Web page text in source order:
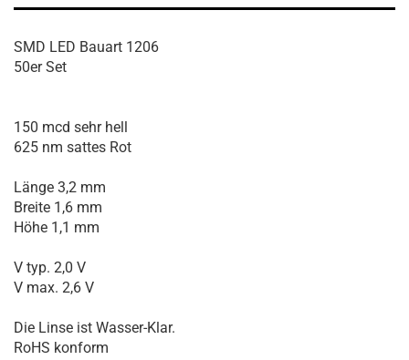
SMD LED Bauart 1206
50er Set
150 mcd sehr hell
625 nm sattes Rot
Länge 3,2 mm
Breite 1,6 mm
Höhe 1,1 mm
V typ. 2,0 V
V max. 2,6 V
Die Linse ist Wasser-Klar.
RoHS konform